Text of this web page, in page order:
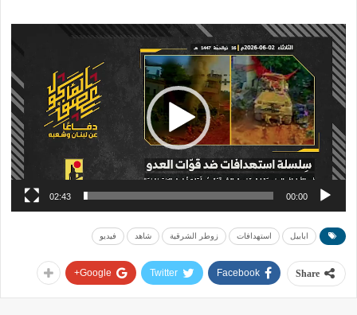
مشغل
الفيديو
00:00
02:43
ابابيل استهدافات زوطر الشرقية شاهد فيديو
Share
Facebook
Twitter
Google+